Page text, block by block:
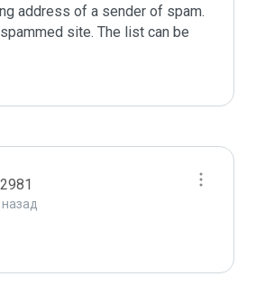
address of a sender of spam.
site. The list can be